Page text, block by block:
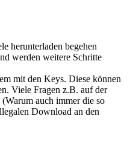
herunterladen begehen
werden weitere Schritte
mit den Keys. Diese können
Viele Fragen z.B. auf der
auch immer die so
Download an den